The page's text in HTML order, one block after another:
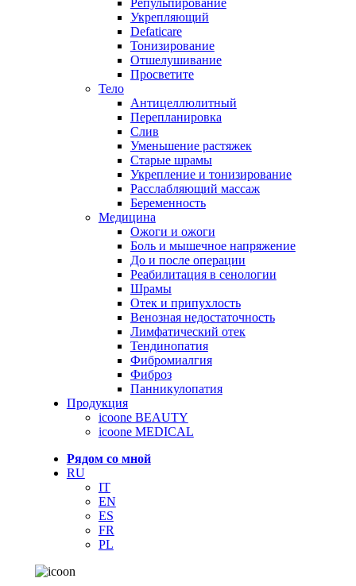
Репульпирование
Укрепляющий
Defaticare
Тонизирование
Отшелушивание
Просветите
Тело
Антицеллюлитный
Перепланировка
Слив
Уменьшение растяжек
Старые шрамы
Укрепление и тонизирование
Расслабляющий массаж
Беременность
Медицина
Ожоги и ожоги
Боль и мышечное напряжение
До и после операции
Реабилитация в сенологии
Шрамы
Отек и припухлость
Венозная недостаточность
Лимфатический отек
Тендинопатия
Фибромиалгия
Фиброз
Панникулопатия
Продукция
icoone BEAUTY
icoone MEDICAL
Рядом со мной
RU
IT
EN
ES
FR
PL